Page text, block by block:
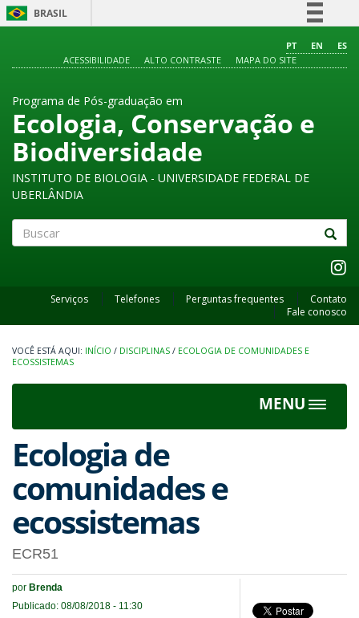
BRASIL
Comunica BR
Acesso à informação
Legislação
PT EN
ES
ACESSIBILIDADE
ALTO CONTRASTE MAPA DO SITE
Programa de Pós-graduação em
Ecologia, Conservação e
Biodiversidade
INSTITUTO DE BIOLOGIA - UNIVERSIDADE FEDERAL DE
UBERLÂNDIA
Serviços Telefones Perguntas frequentes
Contato
Fale conosco
INÍCIO / DISCIPLINAS / ECOLOGIA DE COMUNIDADES E
ECOSSISTEMAS
MENU
Toggle
Ecologia de
comunidades e
ecossistemas
ECR51
por Brenda
Publicado: 08/08/2018 - 11:30